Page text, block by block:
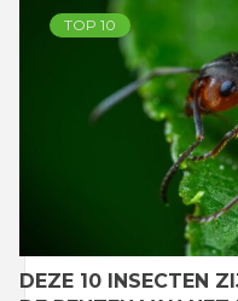
TOP 10
DEZE 10 INSECTEN